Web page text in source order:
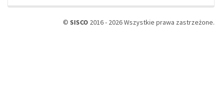
© SISCO 2016 - 2026 Wszystkie prawa zastrzeżone.